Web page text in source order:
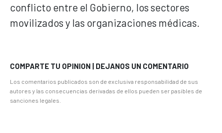
conflicto entre el Gobierno, los sectores
movilizados y las organizaciones médicas.
COMPARTE TU OPINION | DEJANOS UN COMENTARIO
Los comentarios publicados son de exclusiva responsabilidad de sus
autores y las consecuencias derivadas de ellos pueden ser pasibles de
sanciones legales.